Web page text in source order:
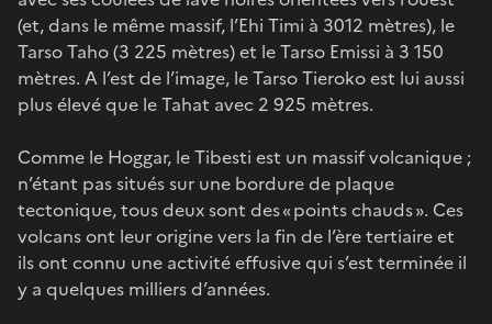
(et, dans le même massif, l’Ehi Timi à 3012 mètres), le
Tarso Taho (3 225 mètres) et le Tarso Emissi à 3 150
mètres. A l’est de l’image, le Tarso Tieroko est lui aussi
plus élevé que le Tahat avec 2 925 mètres.
Comme le Hoggar, le Tibesti est un massif volcanique ;
n’étant pas situés sur une bordure de plaque
tectonique, tous deux sont des « points chauds ». Ces
volcans ont leur origine vers la fin de l’ère tertiaire et
ils ont connu une activité effusive qui s’est terminée il
y a quelques milliers d’années.